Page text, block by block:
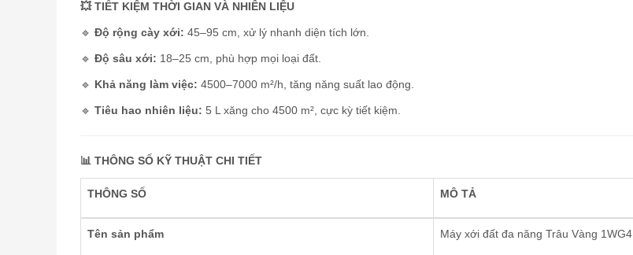
💥 TIẾT KIỆM THỜI GIAN VÀ NHIÊN LIỆU
🔹 Độ rộng cày xới: 45–95 cm, xử lý nhanh diện tích lớn.
🔹 Độ sâu xới: 18–25 cm, phù hợp mọi loại đất.
🔹 Khả năng làm việc: 4500–7000 m²/h, tăng năng suất lao động.
🔹 Tiêu hao nhiên liệu: 5 L xăng cho 4500 m², cực kỳ tiết kiệm.
📊 THÔNG SỐ KỸ THUẬT CHI TIẾT
THÔNG SỐ MÔ TẢ
Tên sản phẩm Máy xới đất đa năng Trâu Vàng 1WG4